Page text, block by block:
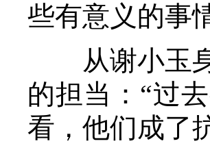
些有意义的事
从谢小玉身
的担当：“过
看，他们成了